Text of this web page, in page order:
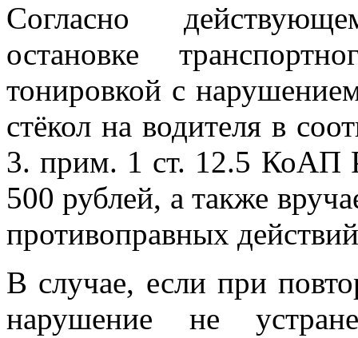
Согласно
остановке
тонировкой с
стёкол на водителя в
3. прим. 1 ст. 12.5 КоАП
500 рублей, а также
противоправных
В случае, если при
нарушение не